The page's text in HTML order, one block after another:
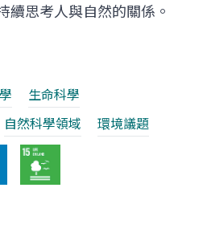
續思考人與自然的關係。
生命科學
自然科學領域 環境議題